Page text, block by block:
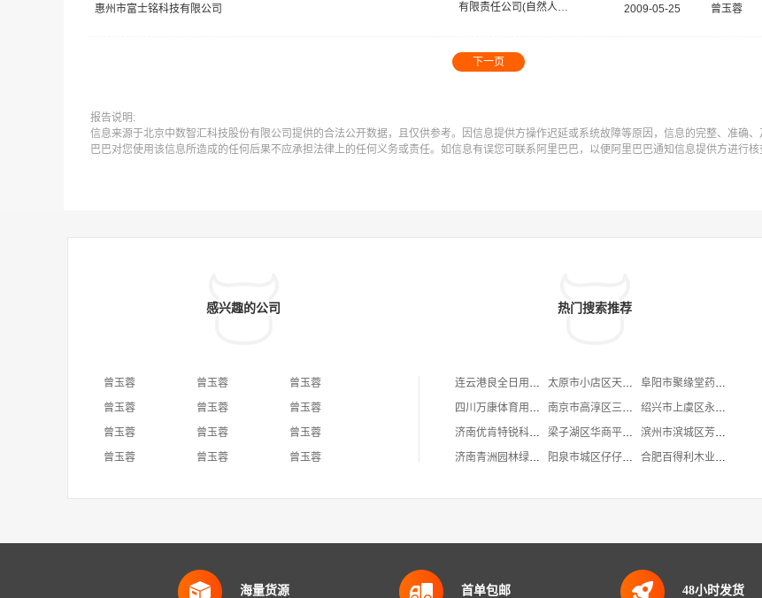
惠州市富士铭科技有限公司 有限责任公司(自然人投资或控股) 2009-05-25 曾玉蓉
下一页
报告说明:
信息来源于北京中数智汇科技股份有限公司提供的合法公开数据，且仅供参考。因信息提供方操作迟延或系统故障等原因，信息的完整、准确
巴巴对您使用该信息所造成的任何后果不应承担法律上的任何义务或责任。如信息有误您可联系阿里巴巴，以便阿里巴巴通知信息提供方进行核
感兴趣的公司
曾玉蓉 曾玉蓉
曾玉蓉
曾玉蓉
曾玉蓉
曾玉蓉
曾玉蓉
曾玉蓉
曾玉蓉
曾玉蓉
曾玉蓉 曾玉蓉
热门搜索推荐
连云港良全日用品销售有限公司 太原市小店区天得利服饰店
阜阳市聚缘堂药品零售连锁有限公司界首市人民中路中心店
四川万康体育用品有限公司
南京市高淳区三顾冒餐饮店
绍兴市上虞区永锋建材店
济南优肯特锐科技有限公司
梁子湖区华商平价超市太和店
滨州市滨城区芳鑫超市
济南青洲园林绿化工程有限公司
阳泉市城区仔仔造型工作室 合肥百得利木业有限公司
海量货源 首单包邮 48小时发货